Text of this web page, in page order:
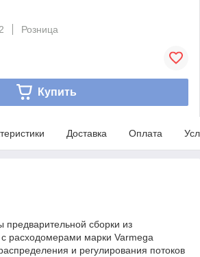
Розница
Купить
Доставка Оплата
предварительной сборки из
расходомерами марки Varmega
и регулирования потоков